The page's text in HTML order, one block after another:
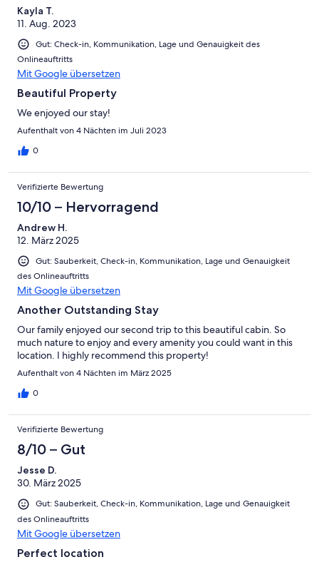
Kayla T.
11. Aug. 2023
Gut: Check-in, Kommunikation, Lage und Genauigkeit des
Onlineauftritts
Mit Google übersetzen
Beautiful Property
We enjoyed our stay!
Aufenthalt von 4 Nächten im Juli 2023
0
Verifizierte Bewertung
10/10 – Hervorragend
Andrew H.
12. März 2025
Gut: Sauberkeit, Check-in, Kommunikation, Lage und Genauigkeit
des Onlineauftritts
Mit Google übersetzen
Another Outstanding Stay
Our family enjoyed our second trip to this beautiful cabin. So
much nature to enjoy and every amenity you could want in this
location. I highly recommend this property!
Aufenthalt von 4 Nächten im März 2025
0
Verifizierte Bewertung
8/10 – Gut
Jesse D.
30. März 2025
Gut: Sauberkeit, Check-in, Kommunikation, Lage und Genauigkeit
des Onlineauftritts
Mit Google übersetzen
Perfect location